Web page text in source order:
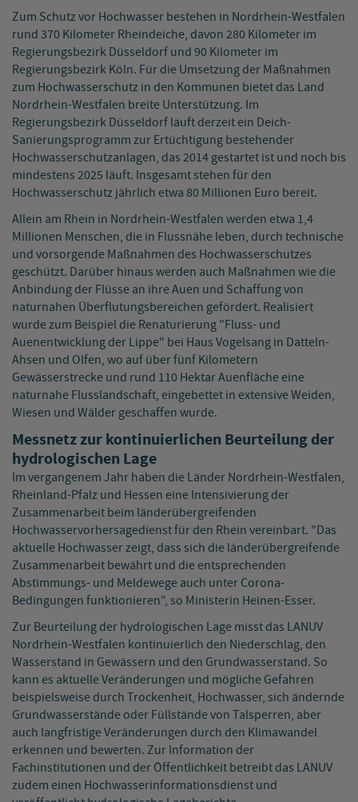
Zum Schutz vor Hochwasser bestehen in Nordrhein-Westfalen
rund 370 Kilometer Rheindeiche, davon 280 Kilometer im
Regierungsbezirk Düsseldorf und 90 Kilometer im
Regierungsbezirk Köln. Für die Umsetzung der Maßnahmen
zum Hochwasserschutz in den Kommunen bietet das Land
Nordrhein-Westfalen breite Unterstützung. Im
Regierungsbezirk Düsseldorf läuft derzeit ein Deich-
Sanierungsprogramm zur Ertüchtigung bestehender
Hochwasserschutzanlagen, das 2014 gestartet ist und noch bis
mindestens 2025 läuft. Insgesamt stehen für den
Hochwasserschutz jährlich etwa 80 Millionen Euro bereit.
Allein am Rhein in Nordrhein-Westfalen werden etwa 1,4
Millionen Menschen, die in Flussnähe leben, durch technische
und vorsorgende Maßnahmen des Hochwasserschutzes
geschützt. Darüber hinaus werden auch Maßnahmen wie die
Anbindung der Flüsse an ihre Auen und Schaffung von
naturnahen Überflutungsbereichen gefördert. Realisiert
wurde zum Beispiel die Renaturierung "Fluss- und
Auenentwicklung der Lippe" bei Haus Vogelsang in Datteln-
Ahsen und Olfen, wo auf über fünf Kilometern
Gewässerstrecke und rund 110 Hektar Auenfläche eine
naturnahe Flusslandschaft, eingebettet in extensive Weiden,
Wiesen und Wälder geschaffen wurde.
Messnetz zur kontinuierlichen Beurteilung der
hydrologischen Lage
Im vergangenem Jahr haben die Länder Nordrhein-Westfalen,
Rheinland-Pfalz und Hessen eine Intensivierung der
Zusammenarbeit beim länderübergreifenden
Hochwasservorhersagedienst für den Rhein vereinbart. "Das
aktuelle Hochwasser zeigt, dass sich die länderübergreifende
Zusammenarbeit bewährt und die entsprechenden
Abstimmungs- und Meldewege auch unter Corona-
Bedingungen funktionieren", so Ministerin Heinen-Esser.
Zur Beurteilung der hydrologischen Lage misst das LANUV
Nordrhein-Westfalen kontinuierlich den Niederschlag, den
Wasserstand in Gewässern und den Grundwasserstand. So
kann es aktuelle Veränderungen und mögliche Gefahren
beispielsweise durch Trockenheit, Hochwasser, sich ändernde
Grundwasserstände oder Füllstände von Talsperren, aber
auch langfristige Veränderungen durch den Klimawandel
erkennen und bewerten. Zur Information der
Fachinstitutionen und der Öffentlichkeit betreibt das LANUV
zudem einen Hochwasserinformationsdienst und